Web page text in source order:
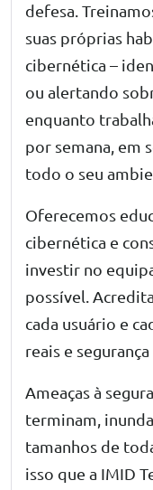
defesa.
suas próprias
cibernética –
ou alertando
enquanto
por semana, em
todo o seu
Oferecemos
cibernética e
investir no
possível.
cada usuário e
reais e segurança
Ameaças à
terminam,
tamanhos de
isso que a IMID